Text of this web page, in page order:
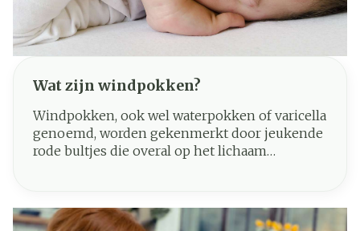
Wat zijn windpokken?
Windpokken, ook wel waterpokken of varicella
genoemd, worden gekenmerkt door jeukende
rode bultjes die overal op het lichaam
besmettelijk. Bijna iedereen krijgt als kind
windpokken. Het is een typische kinderziekte.